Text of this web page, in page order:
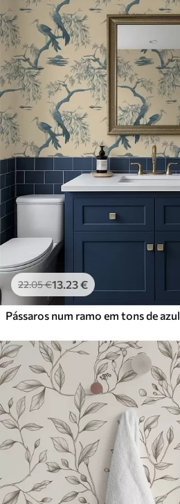
22.05€13.23€
Pássaros num ramo em tons de azul